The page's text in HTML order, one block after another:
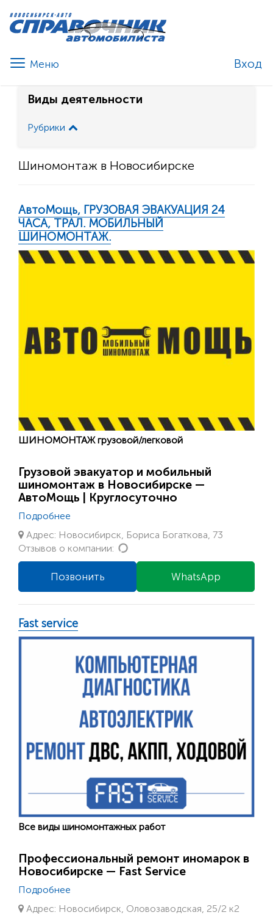
Вход
Виды деятельности
Рубрики
Шиномонтаж в Новосибирске
АвтоМощь, ГРУЗОВАЯ ЭВАКУАЦИЯ 24
ЧАСА, ТРАЛ. МОБИЛЬНЫЙ
ШИНОМОНТАЖ.
ШИНОМОНТАЖ грузовой/легковой
Грузовой эвакуатор и мобильный
шиномонтаж в Новосибирске —
АвтоМощь | Круглосуточно
Подробнее
Адрес: Новосибирск, Бориса Богаткова, 73
Отзывов о компании:
WhatsApp
Позвонить
Fast service
Все виды шиномонтажных работ
Профессиональный ремонт иномарок в
Новосибирске — Fast Service
Подробнее
Адрес: Новосибирск, Оловозаводская, 25/2 к2